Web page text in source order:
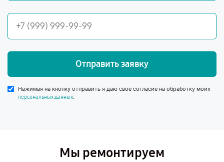
Отправить заявку
Нажимая на кнопку отправить я даю свое согласие на обработку моих
персональных данных.
Мы ремонтируем